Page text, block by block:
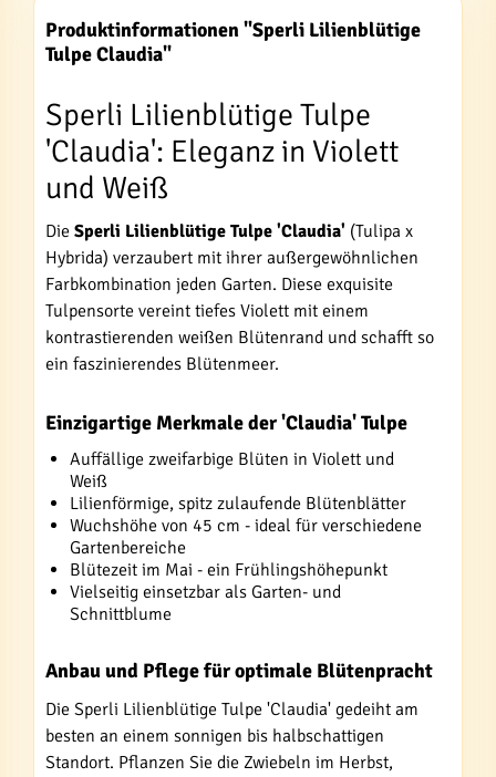
Produktinformationen "Sperli Lilienblütige
Tulpe Claudia"
Sperli Lilienblütige Tulpe
'Claudia': Eleganz in Violett
und Weiß
Die Sperli Lilienblütige Tulpe 'Claudia' (Tulipa x
Hybrida) verzaubert mit ihrer außergewöhnlichen
Farbkombination jeden Garten. Diese exquisite
Tulpensorte vereint tiefes Violett mit einem
kontrastierenden weißen Blütenrand und schafft so
ein faszinierendes Blütenmeer.
Einzigartige Merkmale der 'Claudia' Tulpe
Auffällige zweifarbige Blüten in Violett und
Weiß
Lilienförmige, spitz zulaufende Blütenblätter
Wuchshöhe von 45 cm - ideal für verschiedene
Gartenbereiche
Blütezeit im Mai - ein Frühlingshöhepunkt
Vielseitig einsetzbar als Garten- und
Schnittblume
Anbau und Pflege für optimale Blütenpracht
Die Sperli Lilienblütige Tulpe 'Claudia' gedeiht am
besten an einem sonnigen bis halbschattigen
Standort. Pflanzen Sie die Zwiebeln im Herbst,